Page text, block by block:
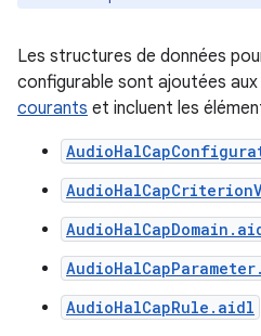
Les structures de données
configurable sont ajoutées aux
courants et incluent les
AudioHalCapRule.aidl